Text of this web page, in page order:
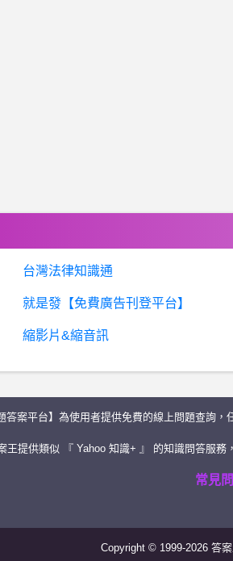
台灣法律知識通
就是發【免費廣告刊登平台】
縮影片&縮音訊
答案平台】為使用者提供免費的線上問題查詢
王提供類似 『 Yahoo 知識+ 』 的知識問答服
常見
Copyright © 1999-2026 答